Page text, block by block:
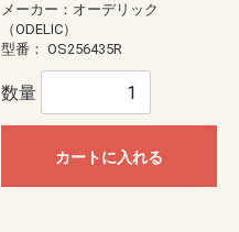
メーカー：オーデリック
（ODELIC）
型番： OS256435R
数量
カートに入れる